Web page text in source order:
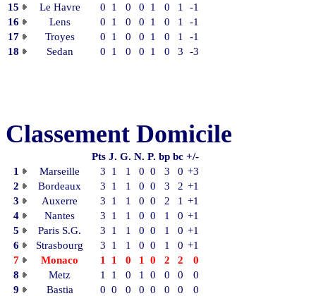
15
Le Havre 0 1 0 0 1 0 1
-1
16
Lens 0 1 0 0 1 0 1
-1
17
Troyes 0 1 0 0 1 0 1
-1
18
Sedan 0 1 0 0 1 0 3 -3
Classement Domicile
Pts J. G. N. P. bp bc +/-
1
Marseille 3 1 1 0 0 3 0 +3
2
Bordeaux 3 1 1 0 0 3 2 +1
3
Auxerre 3 1 1 0 0 2 1 +1
4
Nantes 3 1 1 0 0 1 0 +1
5
Paris S.G. 3 1 1 0 0 1 0 +1
6
Strasbourg 3 1 1 0 0 1 0 +1
7
Monaco 1 1 0 1 0 2 2
0
8
Metz 1 1 0 1 0 0 0
0
9
Bastia 0 0 0 0 0 0 0
0